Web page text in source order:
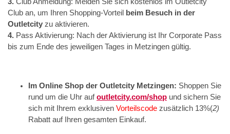
Club an, um Ihren Shopping-Vorteil
beim Besuch in der
Outletcity zu aktivieren.
4. Pass Aktivierung: Nach der Aktivierung ist Ihr Corporate Pass
bis zum Ende des jeweiligen Tages in Metzingen gültig.
Im Online Shop der Outletcity Metzingen: Shoppen Sie
rund um die Uhr aufoutletcity.com/shop und sichern Sie
sich mit Ihrem exklusiven Vorteilscode zusätzlich 13%(2)
Rabatt auf Ihren gesamten Einkauf.